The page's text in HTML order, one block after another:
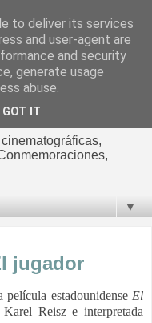
de Jorge
▼
jugador
película estadounidenseEl
Reisz e interpretada
to deliver its services
and user-agent are
and security
generate usage
abuse.
GOT IT